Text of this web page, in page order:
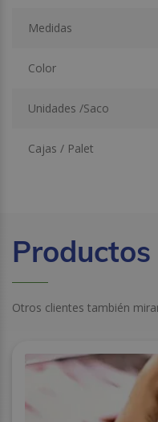
Medidas
Color
Unidades /Saco
Cajas / Palet
Otros clientes también